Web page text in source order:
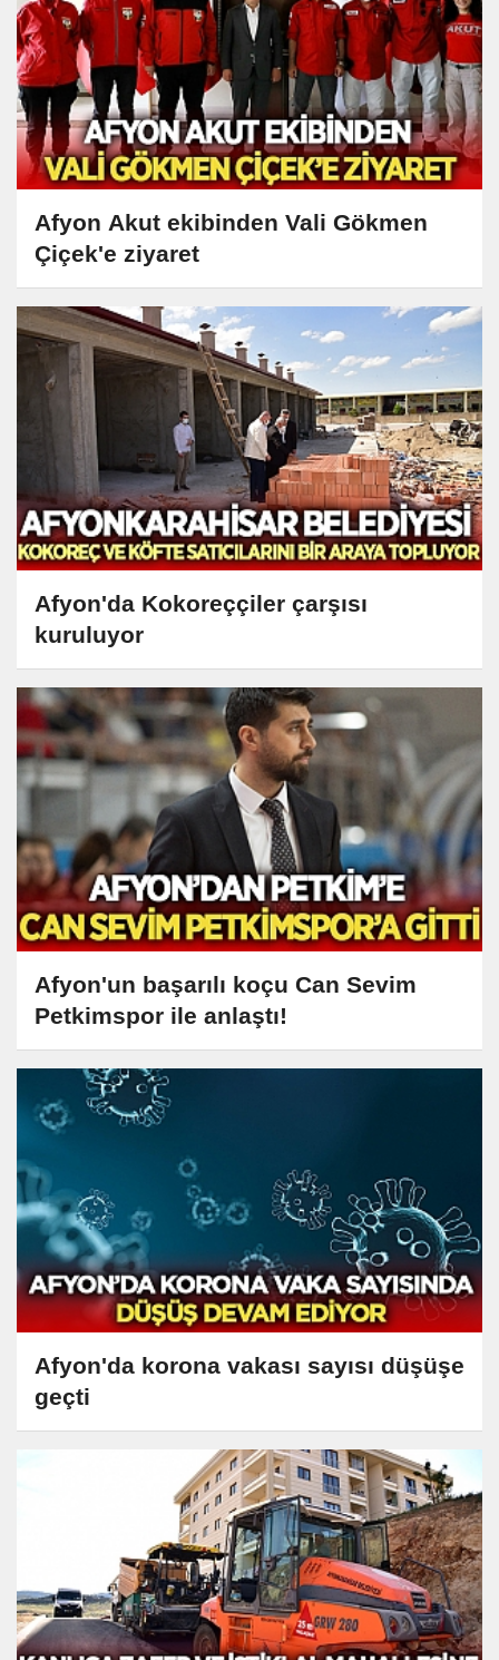
Afyon Akut ekibinden Vali Gökmen
Çiçek'e ziyaret
Afyon'da Kokoreççiler çarşısı
kuruluyor
Afyon'un başarılı koçu Can Sevim
Petkimspor ile anlaştı!
Afyon'da korona vakası sayısı düşüşe
geçti